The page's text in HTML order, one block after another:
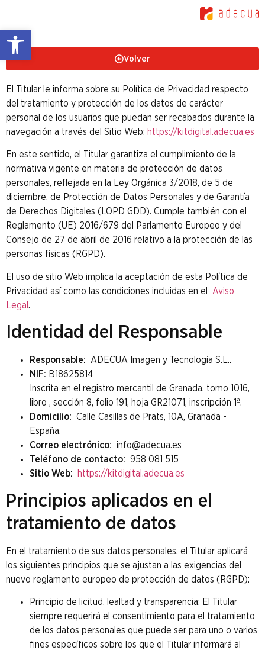
Abrir barra de herramientas
Volver
El Titular le informa sobre su Política de Privacidad respecto
del tratamiento y protección de los datos de carácter
personal de los usuarios que puedan ser recabados durante la
navegación a través del Sitio Web: https://kitdigital.adecua.es
En este sentido, el Titular garantiza el cumplimiento de la
normativa vigente en materia de protección de datos
personales, reflejada en la Ley Orgánica 3/2018, de 5 de
diciembre, de Protección de Datos Personales y de Garantía
de Derechos Digitales (LOPD GDD). Cumple también con el
Reglamento (UE) 2016/679 del Parlamento Europeo y del
Consejo de 27 de abril de 2016 relativo a la protección de las
personas físicas (RGPD).
El uso de sitio Web implica la aceptación de esta Política de
Privacidad así como las condiciones incluidas en el Aviso
Legal .
Identidad del Responsable
Responsable: ADECUA Imagen y Tecnología S.L..
NIF: B18625814
Inscrita en el registro mercantil de Granada, tomo 1016,
libro , sección 8, folio 191, hoja GR21071, inscripción 1ª.
Domicilio: Calle Casillas de Prats, 10A, Granada -
España.
Correo electrónico: info@adecua.es
Teléfono de contacto: 958 081 515
Sitio Web:
https://kitdigital.adecua.es
Principios aplicados en el
tratamiento de datos
En el tratamiento de sus datos personales, el Titular aplicará
los siguientes principios que se ajustan a las exigencias del
nuevo reglamento europeo de protección de datos (RGPD):
Principio de licitud, lealtad y transparencia: El Titular
siempre requerirá el consentimiento para el tratamiento
de los datos personales que puede ser para uno o varios
fines específicos sobre los que el Titular informará al